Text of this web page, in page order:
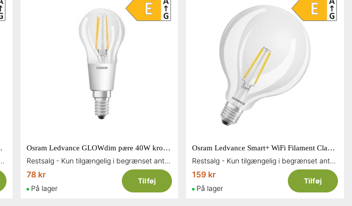
806 lumen
antal og så længe lager haves
Osram Ledvance GLOWdim pære 40W krone E14 470 lumen
Restsalg - Kun tilgængelig i begrænset antal og så længe lager haves
78 kr
På lager
Tilføj
Osram Ledvance Smart+ WiFi Filament Classic Globe LED pære klar 125 mm 6W E27
Restsalg - Kun tilgængelig i begrænset antal og så længe lager haves
159 kr
På lager
Tilføj